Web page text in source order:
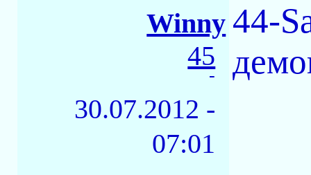
Winny
45
-
30.07.2012 -
07:01
44-